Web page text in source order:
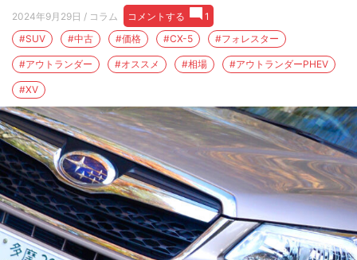
2024年9月29日 / コラム コメントする
1
#SUV
#中古 #価格 #CX-5 #フォレスター
#アウトランダー #オススメ #相場 #アウトランダーPHEV
#XV